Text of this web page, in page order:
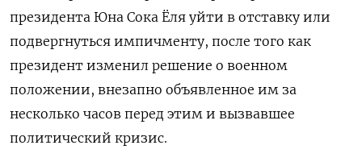
президента Юна Сока Ёля уйти в отставку или
подвергнуться импичменту, после того как
президент изменил решение о военном
положении, внезапно объявленное им за
несколько часов перед этим и вызвавшее
политический кризис.